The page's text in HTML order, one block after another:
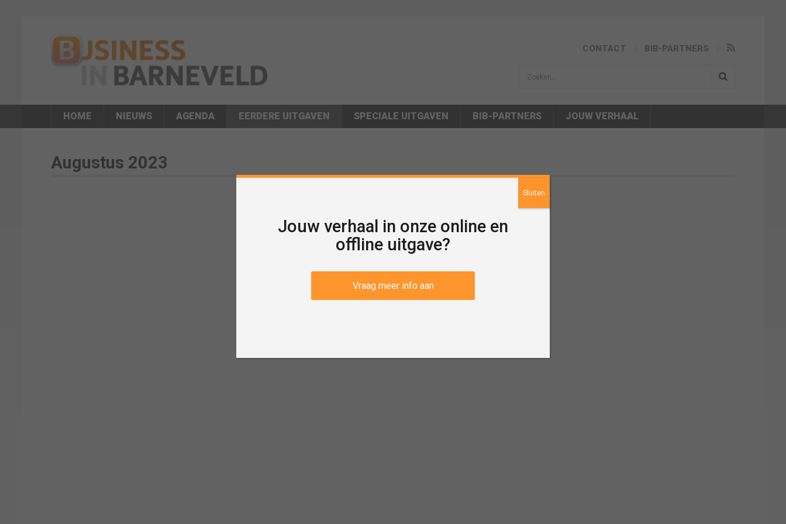
CONTACT BIB-PARTNERS
sisea.search
HOME NIEUWS AGENDA EERDERE UITGAVEN SPECIALE UITGAVEN BIB-PARTNERS JOUW VERHAAL
Augustus 2023
Jouw verhaal in onze online en
offline uitgave?
Vraag meer info aan
Sluiten